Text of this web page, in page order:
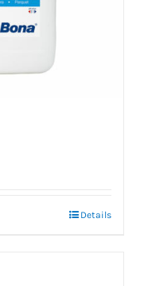
Details